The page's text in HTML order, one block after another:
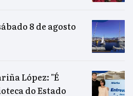
8 de agosto
López: "É
do Estado